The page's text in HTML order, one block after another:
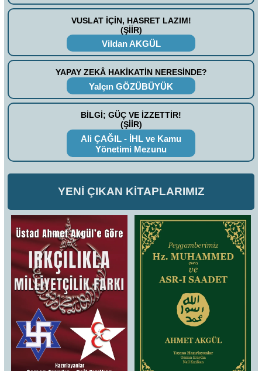
VUSLAT İÇİN, HASRET LAZIM!
(ŞİİR)
Vildan AKGÜL
YAPAY ZEKÂ HAKİKATİN NERESİNDE?
Yalçın GÖZÜBÜYÜK
BİLGİ; GÜÇ VE İZZETTİR!
(ŞİİR)
Ali ÇAĞIL - İHL ve Kamu
Yönetimi Mezunu
YENİ ÇIKAN KİTAPLARIMIZ